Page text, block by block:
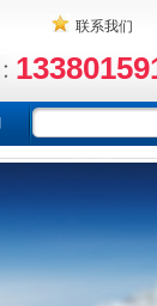
联系我们